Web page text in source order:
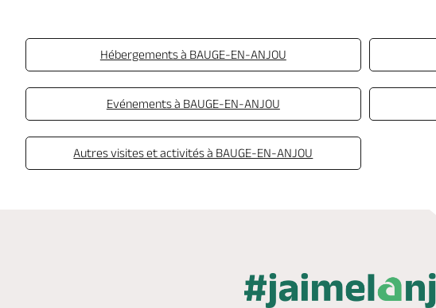
Hébergements à BAUGE-EN-ANJOU
Evénements à BAUGE-EN-ANJOU
Autres visites et activités à BAUGE-EN-ANJOU